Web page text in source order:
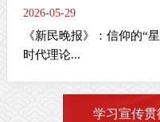
2026-05-29
《新民晚报》：信仰的
时代理论...
学习宣传